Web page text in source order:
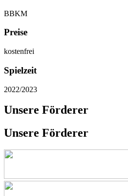
BBKM
Preise
kostenfrei
Spielzeit
2022/2023
Unsere Förderer
Unsere Förderer